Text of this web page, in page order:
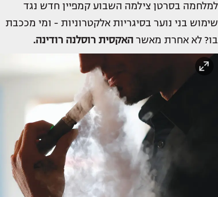
למלחמה בסרטן צילמה השבוע קמפיין חדש נגד
שימוש בני נוער בסיגריות אלקטרוניות - ומי מככבת
בו? לא אחרת מאשר האקסית רוסלנה רודינה.